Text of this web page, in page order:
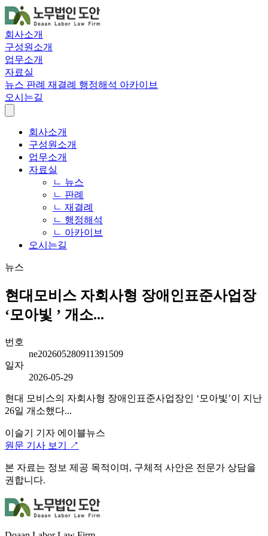
회사소개
구성원소개
업무소개
자료실
뉴스 판례 재결례 행정해석 아카이브
오시는길
회사소개
구성원소개
업무소개
자료실
ㄴ 뉴스
ㄴ 판례
ㄴ 재결례
ㄴ 행정해석
ㄴ 아카이브
오시는길
뉴스
현대모비스 자회사형 장애인표준사업장
‘모아빛 ’ 개소...
번호
ne202605280911391509
일자
2026-05-29
현대 모비스의 자회사형 장애인표준사업장인 ‘모아빛’이 지난
26일 개소했다...
이슬기 기자 에이블뉴스
원문 기사 보기 ↗
본 자료는 정보 제공 목적이며, 구체적 사안은 전문가 상담을
권합니다.